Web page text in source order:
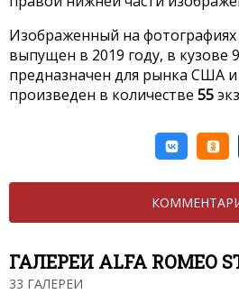
Изображенный на
выпущен в 2019 году, в кузове
предназначен для рынка США
произведен в количестве 55
ГАЛЕРЕИ ALFA ROMEO
33 ГАЛЕРЕИ